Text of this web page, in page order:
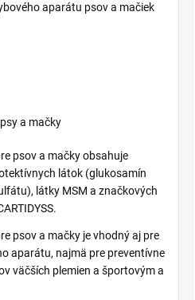
aparátu psov a mačiek
a mačky
psov a mačky obsahuje
látok (glukosamín
látky MSM a značkových
psov a mačky je vhodný aj pre
aparátu, najmä pre preventívne
väčších plemien a športovým a